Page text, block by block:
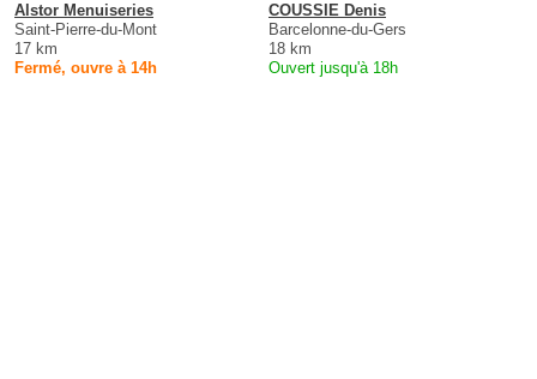
Alstor Menuiseries
Saint-Pierre-du-Mont
17 km
Fermé, ouvre à 14h
COUSSIE Denis
Barcelonne-du-Gers
18 km
Ouvert jusqu'à 18h